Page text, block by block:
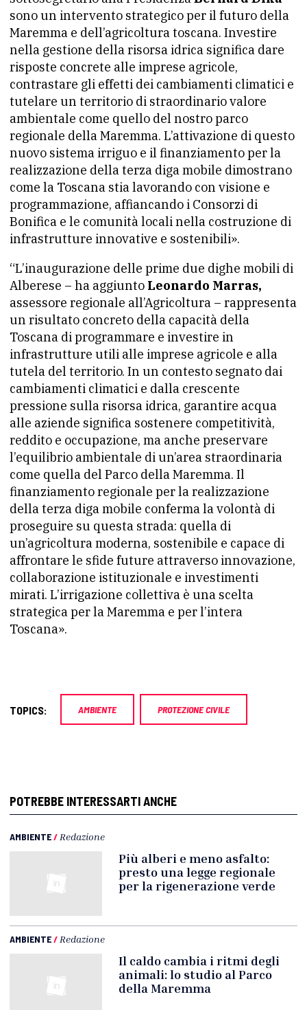
sono un intervento strategico per il futuro della
Maremma e dell’agricoltura toscana. Investire
nella gestione della risorsa idrica significa dare
risposte concrete alle imprese agricole,
contrastare gli effetti dei cambiamenti climatici e
tutelare un territorio di straordinario valore
ambientale come quello del nostro parco
regionale della Maremma. L’attivazione di questo
nuovo sistema irriguo e il finanziamento per la
realizzazione della terza diga mobile dimostrano
come la Toscana stia lavorando con visione e
programmazione, affiancando i Consorzi di
Bonifica e le comunità locali nella costruzione di
infrastrutture innovative e sostenibili».
“L’inaugurazione delle prime due dighe mobili di
Alberese – ha aggiunto Leonardo Marras,
assessore regionale all’Agricoltura – rappresenta
un risultato concreto della capacità della
Toscana di programmare e investire in
infrastrutture utili alle imprese agricole e alla
tutela del territorio. In un contesto segnato dai
cambiamenti climatici e dalla crescente
pressione sulla risorsa idrica, garantire acqua
alle aziende significa sostenere competitività,
reddito e occupazione, ma anche preservare
l’equilibrio ambientale di un’area straordinaria
come quella del Parco della Maremma. Il
finanziamento regionale per la realizzazione
della terza diga mobile conferma la volontà di
proseguire su questa strada: quella di
un’agricoltura moderna, sostenibile e capace di
affrontare le sfide future attraverso innovazione,
collaborazione istituzionale e investimenti
mirati. L’irrigazione collettiva è una scelta
strategica per la Maremma e per l’intera
Toscana».
TOPICS: AMBIENTE PROTEZIONE CIVILE
POTREBBE INTERESSARTI ANCHE
AMBIENTE/ Redazione
Più alberi e meno asfalto:
presto una legge regionale
per la rigenerazione verde
AMBIENTE/ Redazione
Il caldo cambia i ritmi degli
animali: lo studio al Parco
della Maremma